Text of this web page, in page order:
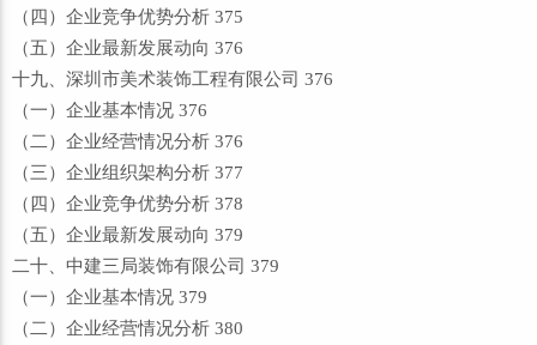
（四）企业竞争优势分析 375
（五）企业最新发展动向 376
十九、深圳市美术装饰工程有限公司 376
（一）企业基本情况 376
（二）企业经营情况分析 376
（三）企业组织架构分析 377
（四）企业竞争优势分析 378
（五）企业最新发展动向 379
二十、中建三局装饰有限公司 379
（一）企业基本情况 379
（二）企业经营情况分析 380